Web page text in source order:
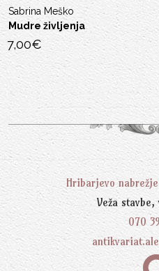
Sabrina Meško
Mudre življenja
7,00€
Hribarjevo nabrežje
Veža stavbe,
070